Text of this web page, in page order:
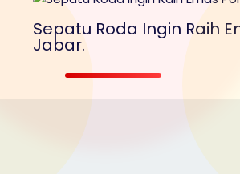
Sepatu Roda Ingin Raih
Jabar.